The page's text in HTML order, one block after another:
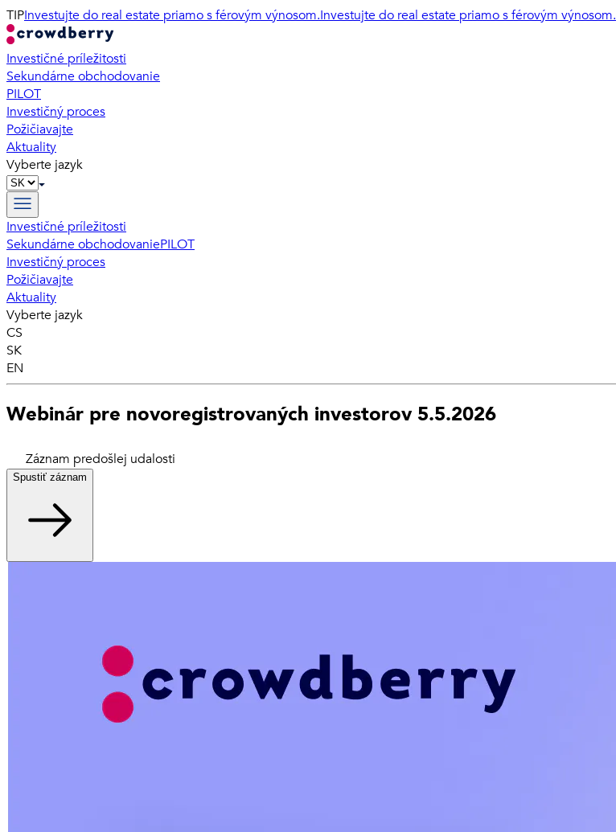
TIPInvestujte do real estate priamo s férovým výnosom.Investujte do real estate priamo s férovým výnosom.
Investičné príležitosti
Sekundárne obchodovanie
PILOT
Investičný proces
Požičiavajte
Aktuality
Vyberte jazyk
Investičné príležitosti
Sekundárne obchodovaniePILOT
Investičný proces
Požičiavajte
Aktuality
Vyberte jazyk
CS
SK
EN
Webinár pre novoregistrovaných investorov 5.5.2026
Záznam predošlej udalosti
Spustiť záznam